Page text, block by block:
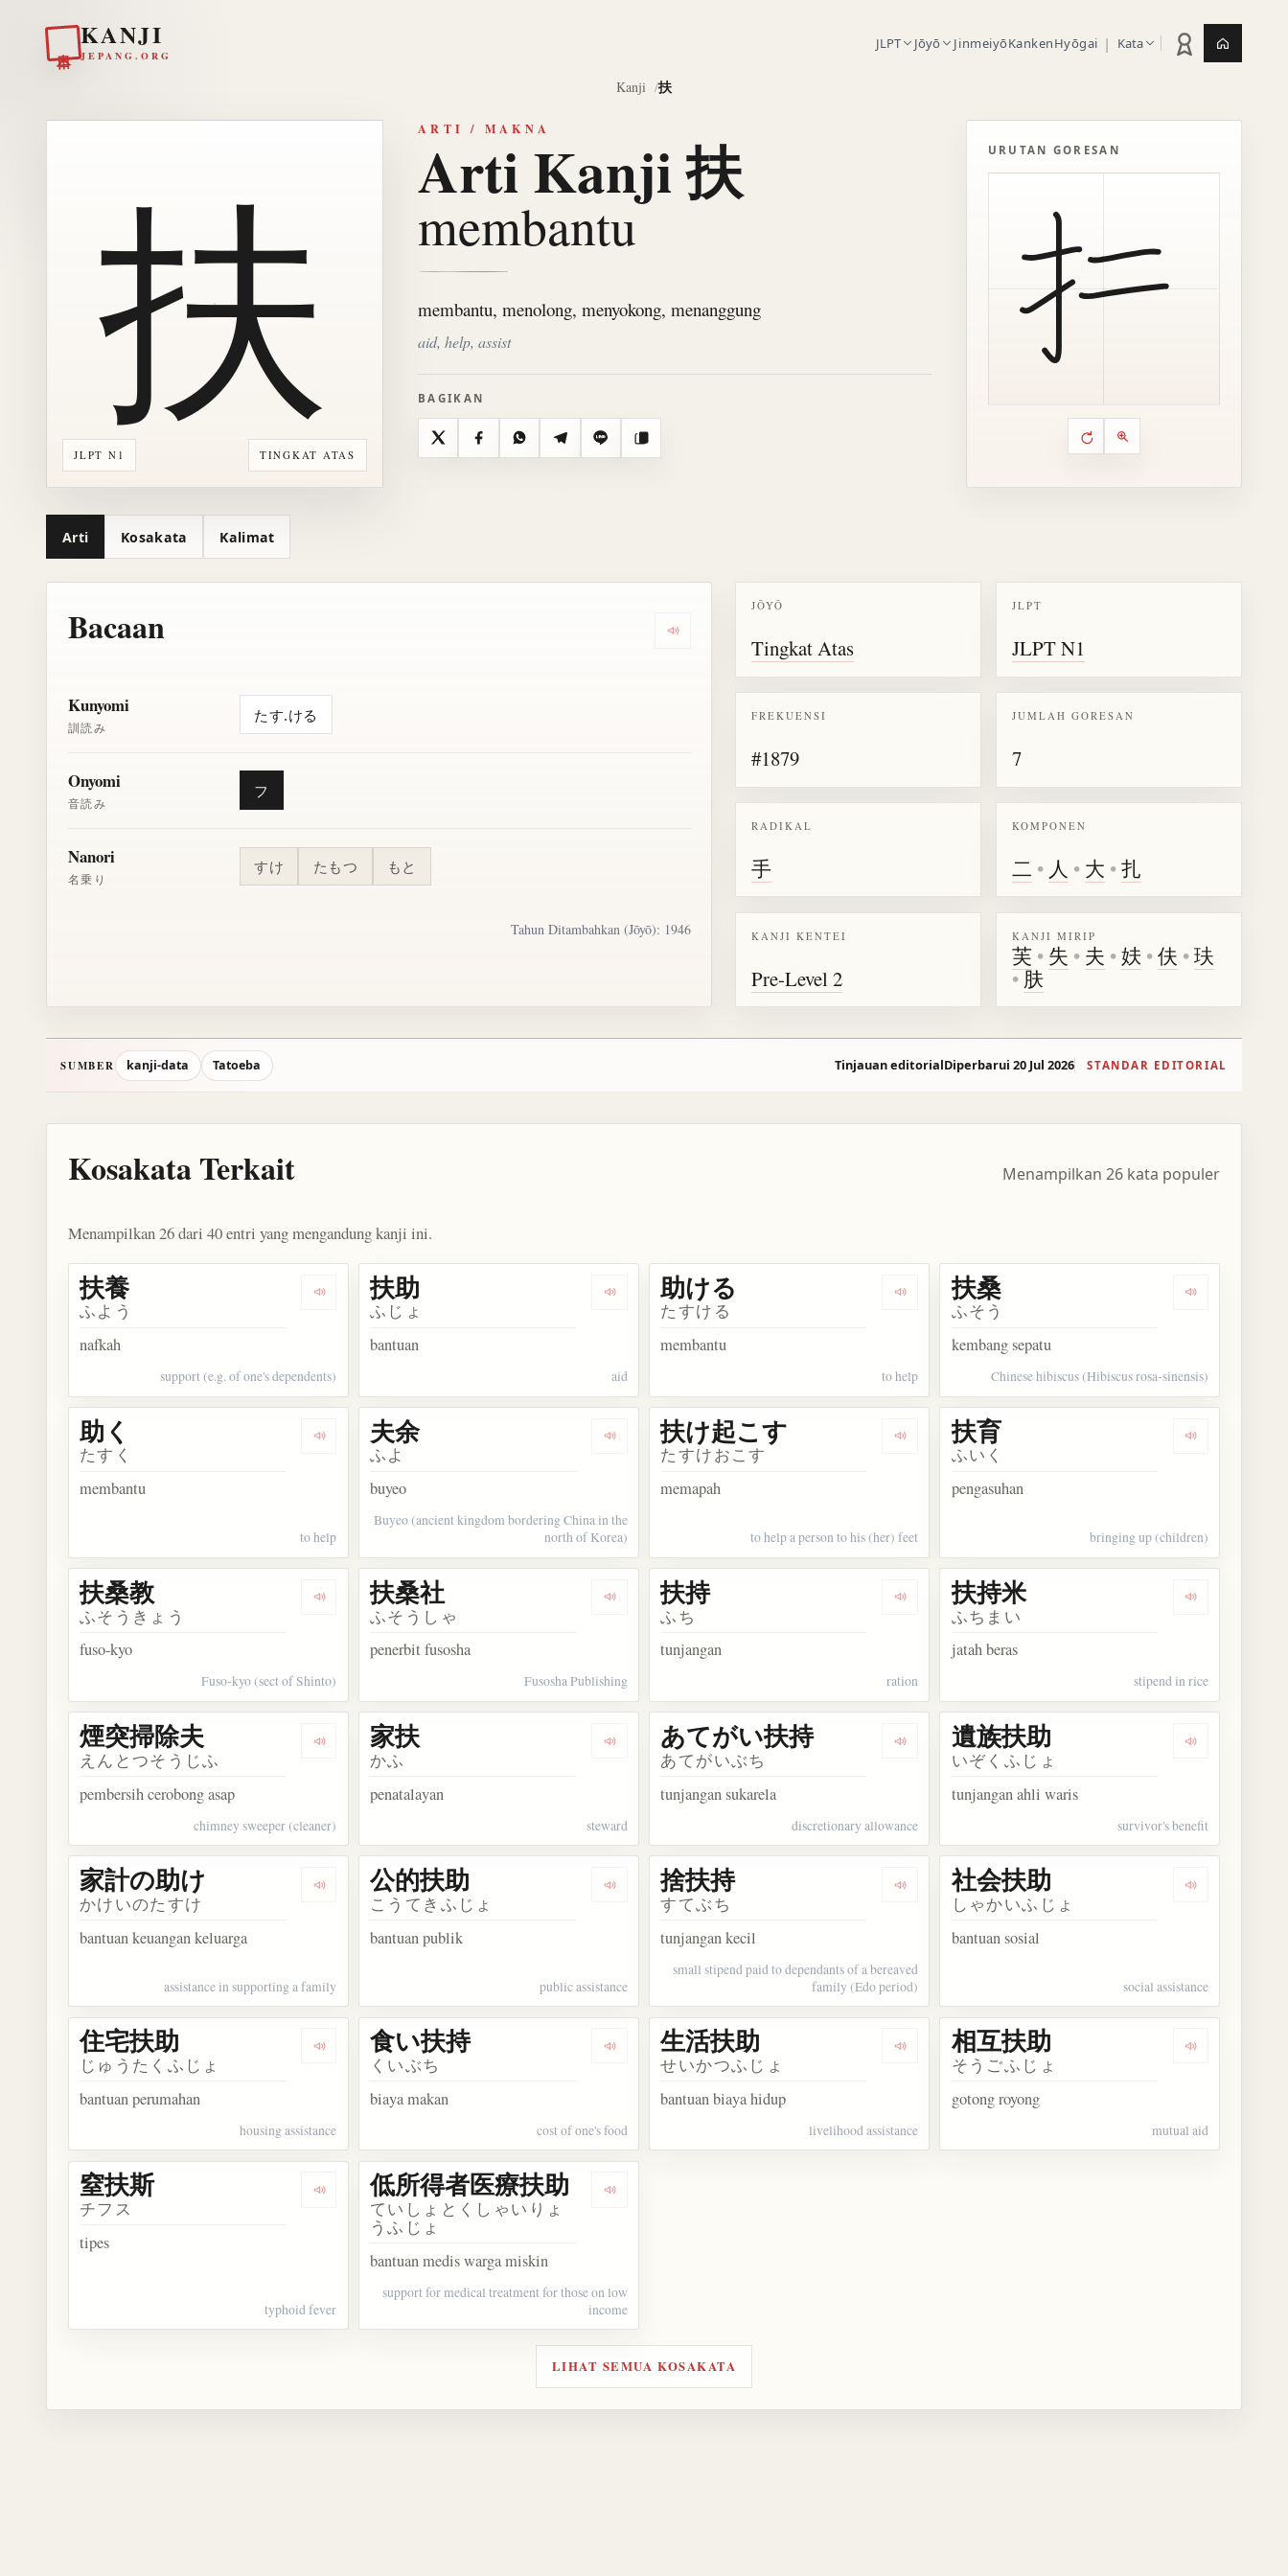
KANJI
JEPANG.ORG
JLPT Jōyō JinmeiyōKankenHyōgai | Kata Statistik latihan
Kanji 扶
JLPT N1 TINGKAT ATAS
扶
ARTI / MAKNA
Arti Kanji 扶
membantu
membantu, menolong, menyokong, menanggung
aid, help, assist
BAGIKAN
X FacebookWhatsAppTelegramLine Salin
URUTAN GORESAN
Kontrol animasi urutan
Putar ulang animasi
Perbesar animasi
Arti Kosakata Kalimat
Bacaan Dengarkan semua bacaan untuk kanji 扶
Kunyomi
訓読み
たす.ける
Onyomi
音読み
フ
Nanori
名乗り
すけ たもつ もと
Tahun Ditambahkan (Jōyō): 1946
JŌYŌ
Tingkat Atas
JLPT
JLPT N1
FREKUENSI
#1879
JUMLAH GORESAN
7
RADIKAL
手
KOMPONEN
二 • 人 • 大 •扎
KANJI KENTEI
Pre-Level 2
KANJI MIRIP
芙 • 失 • 夫 •妋 •伕 •玞
•肤
SUMBER kanji-data Tatoeba Tinjauan editorialDiperbarui 20 Jul 2026 STANDAR EDITORIAL
Kosakata Terkait Menampilkan 26 kata populer
Menampilkan 26 dari 40 entri yang mengandung kanji ini.
Dengarkan kosakata 扶養
扶養
ふよう
nafkah
support (e.g. of one's dependents)
Dengarkan kosakata 扶助
扶助
ふじょ
bantuan
aid
Dengarkan kosakata 助ける
助ける
たすける
membantu
to help
Dengarkan
扶桑
ふそう
kembang sepatu
Chinese hibiscus (Hibiscus rosa-sinensis)
Dengarkan kosakata 助く
助く
たすく
membantu
to help
Dengarkan kosakata 夫余
夫余
ふよ
buyeo
Buyeo (ancient kingdom bordering China in the
north of Korea)
Dengarkan kosakata 扶け起こす
扶け起こす
たすけおこす
memapah
to help a person to his (her) feet
Dengarkan
扶育
ふいく
pengasuhan
bringing up (children)
Dengarkan kosakata 扶桑教
扶桑教
ふそうきょう
fuso-kyo
Fuso-kyo (sect of Shinto)
Dengarkan kosakata 扶桑社
扶桑社
ふそうしゃ
penerbit fusosha
Fusosha Publishing
Dengarkan kosakata 扶持
扶持
ふち
tunjangan
ration
Dengarkan
扶持米
ふちまい
jatah beras
stipend in rice
Dengarkan kosakata 煙突掃除夫
煙突掃除夫
えんとつそうじふ
pembersih cerobong asap
chimney sweeper (cleaner)
Dengarkan kosakata 家扶
家扶
かふ
penatalayan
steward
Dengarkan kosakata あてがい扶持
あてがい扶持
あてがいぶち
tunjangan sukarela
discretionary allowance
Dengarkan
遺族扶助
いぞくふじょ
tunjangan ahli waris
survivor's benefit
Dengarkan kosakata 家計の助け
家計の助け
かけいのたすけ
bantuan keuangan keluarga
assistance in supporting a family
Dengarkan kosakata 公的扶助
公的扶助
こうてきふじょ
bantuan publik
public assistance
Dengarkan kosakata 捨扶持
捨扶持
すてぶち
tunjangan kecil
small stipend paid to dependants of a bereaved
family (Edo period)
Dengarkan
社会扶助
しゃかいふじょ
bantuan sosial
social assistance
Dengarkan kosakata 住宅扶助
住宅扶助
じゅうたくふじょ
bantuan perumahan
housing assistance
Dengarkan kosakata 食い扶持
食い扶持
くいぶち
biaya makan
cost of one's food
Dengarkan kosakata 生活扶助
生活扶助
せいかつふじょ
bantuan biaya hidup
livelihood assistance
Dengarkan
相互扶助
そうごふじょ
gotong royong
mutual aid
Dengarkan kosakata 窒扶斯
窒扶斯
チフス
tipes
typhoid fever
Dengarkan kosakata 低所得者医療扶助
低所得者医療扶助
ていしょとくしゃいりょ
うふじょ
bantuan medis warga miskin
support for medical treatment for those on low
income
LIHAT SEMUA KOSAKATA